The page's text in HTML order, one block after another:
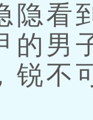
隐看
的男
锐不